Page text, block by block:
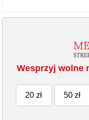
Wesprzyj wolne
20 zł 50 zł